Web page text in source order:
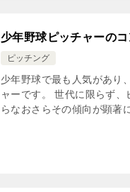
少年野球ピッチャーの
ピッチング
少年野球で最も人気があり
ャーです。 世代に限らず
らなおさらその傾向が顕